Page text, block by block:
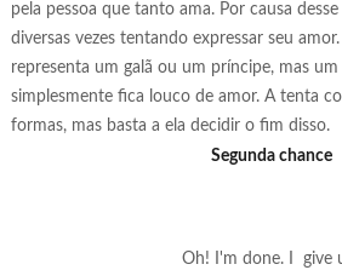
pela pessoa que tanto ama. Por causa
diversas vezes tentando expressar seu
representa um galã ou um príncipe, mas
simplesmente fica louco de amor. A tenta
formas, mas basta a ela decidir o fim disso.
Segunda chance
Oh! I'm done. I give